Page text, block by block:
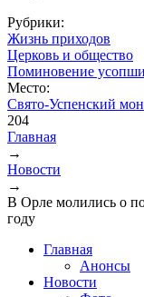
Рубрики:
Жизнь приходов
Церковь и общество
Поминовение
Место:
Свято-Успенский
204
Вы здесь
Главная
→
Новости
→
В Орле молились о
году
Главная
Анонсы
Новости